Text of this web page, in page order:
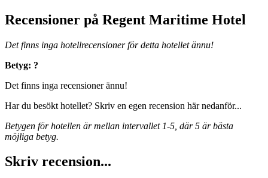
Recensioner på Regent Maritime Hotel
Det finns inga hotellrecensioner för detta hotellet ännu!
Betyg: ?
Det finns inga recensioner ännu!
Har du besökt hotellet? Skriv en egen recension här nedanför...
Betygen för hotellen är mellan intervallet 1-5, där 5 är bästa
möjliga betyg.
Skriv recension...